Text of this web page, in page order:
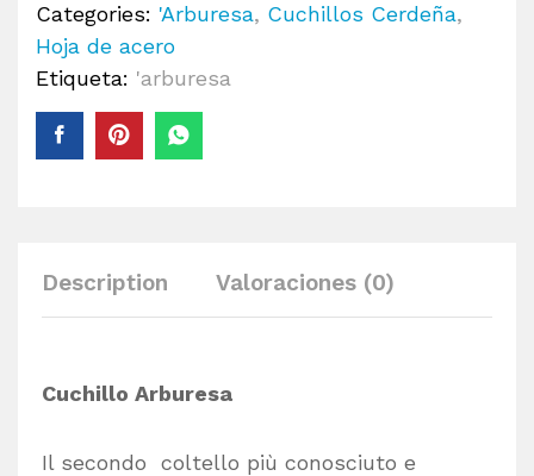
Categories: 'Arburesa, Cuchillos Cerdeña,
Hoja de acero
Etiqueta: 'arburesa
Description Valoraciones (0)
Cuchillo Arburesa
Il secondo coltello più conosciuto e